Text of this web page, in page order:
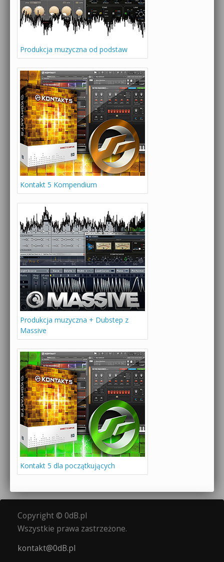
Produkcja muzyczna od podstaw
Kontakt 5 Kompendium
Produkcja muzyczna + Dubstep z
Massive
Kontakt 5 dla początkujących
Copyright © 0dB.pl
Wszystkie prawa zastrzeżone.
kontakt@0dB.pl